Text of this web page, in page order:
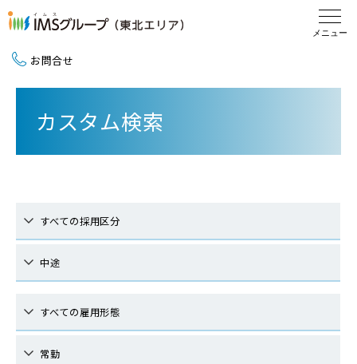
お問合せ
カスタム検索
すべての採用区分
中途
すべての雇用形態
常勤